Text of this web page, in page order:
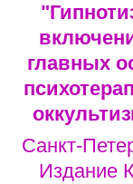
главных
Санкт-
Издание